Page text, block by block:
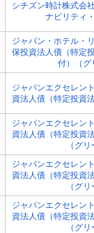
シチズン時計株式会
ナビリティ
ジャパン・ホテル・
保投資法人債（特定
付）（グ
ジャパンエクセレン
資法人債（特定投資
ジャパンエクセレン
資法人債（特定投資
（グ
ジャパンエクセレン
資法人債（特定投資
（グ
ジャパンエクセレン
資法人債（特定投資
（グ